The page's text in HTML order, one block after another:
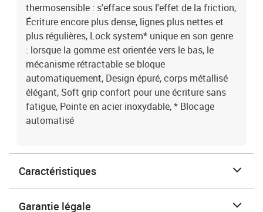
thermosensible : s'efface sous l'effet de la friction,
Écriture encore plus dense, lignes plus nettes et
plus régulières, Lock system* unique en son genre
: lorsque la gomme est orientée vers le bas, le
mécanisme rétractable se bloque
automatiquement, Design épuré, corps métallisé
élégant, Soft grip confort pour une écriture sans
fatigue, Pointe en acier inoxydable, * Blocage
automatisé
Caractéristiques
Garantie légale